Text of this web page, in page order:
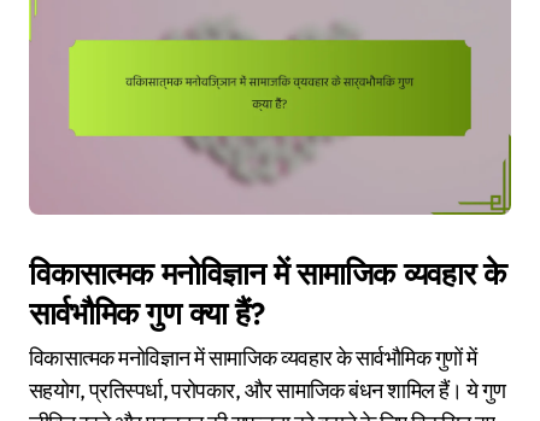
विकासात्मक मनोविज्ञान में सामाजिक व्यवहार के
सार्वभौमिक गुण क्या हैं?
विकासात्मक मनोविज्ञान में सामाजिक व्यवहार के सार्वभौमिक गुणों में
सहयोग, प्रतिस्पर्धा, परोपकार, और सामाजिक बंधन शामिल हैं। ये गुण